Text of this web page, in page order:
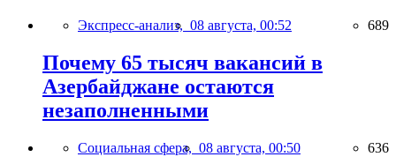
Экспресс-анализ, 08 августа, 00:52 689
Почему 65 тысяч вакансий в
Азербайджане остаются
незаполненными
Социальная сфера, 08 августа, 00:50 636